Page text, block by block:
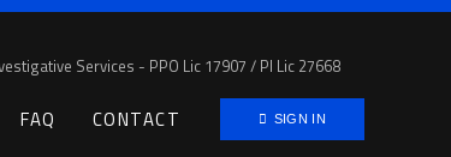
Services - PPO Lic 17907 / PI Lic 27668
FAQ CONTACT SIGN IN